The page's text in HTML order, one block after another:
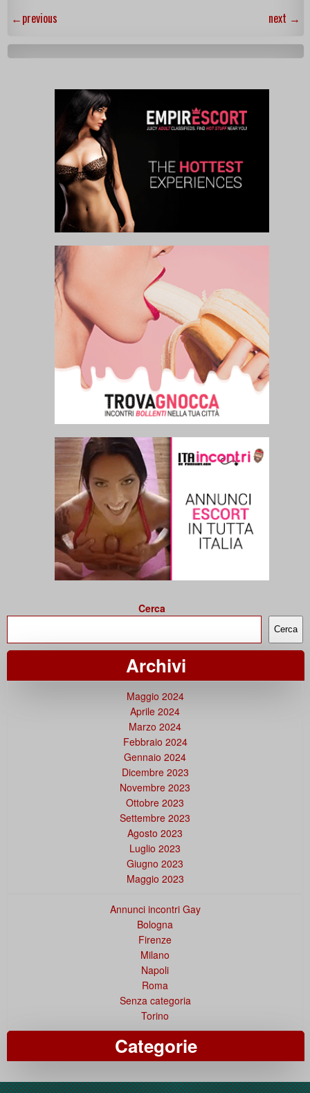
←previous next →
Cerca
Cerca
Archivi
Maggio 2024
Aprile 2024
Marzo 2024
Febbraio 2024
Gennaio 2024
Dicembre 2023
Novembre 2023
Ottobre 2023
Settembre 2023
Agosto 2023
Luglio 2023
Giugno 2023
Maggio 2023
Annunci incontri Gay
Bologna
Firenze
Milano
Napoli
Roma
Senza categoria
Torino
Categorie